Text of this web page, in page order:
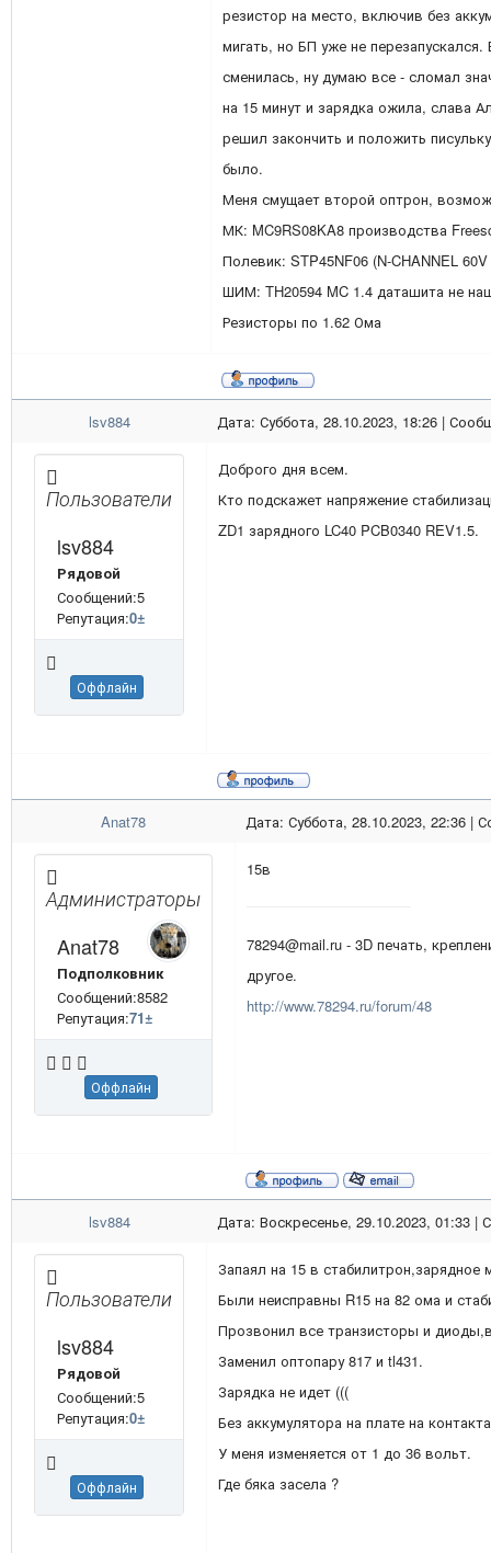
резистор на место, включив без
мигать, но БП уже не
сменилась, ну думаю все - сломал
на 15 минут и зарядка ожила, слава
решил закончить и положить
было.
Меня смущает второй оптрон,
МК: MC9RS08KA8 производства
Полевик: STP45NF06 (N-CHANNEL
ШИМ: TH20594 MC 1.4 даташита не
Резисторы по 1.62 Ома
lsv884 Дата: Суббота, 28.10.2023, 18:26 |
Пользователи
lsv884
Рядовой
Сообщений:5
Репутация:0±
Оффлайн
Доброго дня всем.
Кто подскажет напряжение
Z D1 зарядного LC40 PCB0340 REV1.5.
Anat78 Дата: Суббота, 28.10.2023, 22:36 |
Администраторы
Anat78
Подполковник
Сообщений:8582
Репутация:71±
Оффлайн
15в
78294@mail.ru - 3D печать,
другое.
http://www.78294.ru/forum/48
lsv884 Дата: Воскресенье, 29.10.2023, 01:33 |
Пользователи
lsv884
Рядовой
Сообщений:5
Репутация:0±
Оффлайн
Запаял на 15 в
Были неисправны R15 на 82 ома и
Прозвонил все транзисторы и
Заменил оптопару 817 и tl431.
Зарядка не идет (((
Без аккумулятора на плате на
У меня изменяется от 1 до 36 вольт.
Где бяка засела ?